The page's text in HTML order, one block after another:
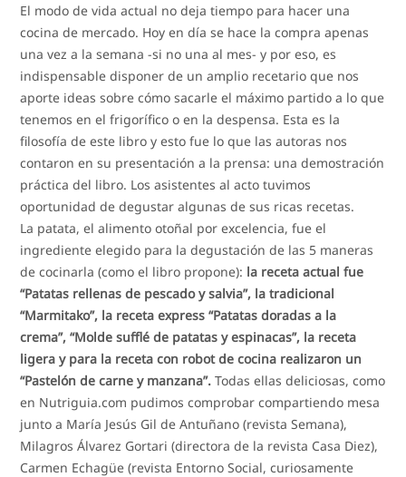
El modo de vida actual no deja tiempo para hacer una
cocina de mercado. Hoy en día se hace la compra apenas
una vez a la semana -si no una al mes- y por eso, es
indispensable disponer de un amplio recetario que nos
aporte ideas sobre cómo sacarle el máximo partido a lo que
tenemos en el frigorífico o en la despensa. Esta es la
filosofía de este libro y esto fue lo que las autoras nos
contaron en su presentación a la prensa: una demostración
práctica del libro. Los asistentes al acto tuvimos
oportunidad de degustar algunas de sus ricas recetas.
La patata, el alimento otoñal por excelencia, fue el
ingrediente elegido para la degustación de las 5 maneras
de cocinarla (como el libro propone): la receta actual fue
“Patatas rellenas de pescado y salvia”, la tradicional
“Marmitako”, la receta express “Patatas doradas a la
crema”, “Molde sufflé de patatas y espinacas”, la receta
ligera y para la receta con robot de cocina realizaron un
“Pastelón de carne y manzana”. Todas ellas deliciosas, como
en Nutriguia.com pudimos comprobar compartiendo mesa
junto a María Jesús Gil de Antuñano (revista Semana),
Milagros Álvarez Gortari (directora de la revista Casa Diez),
Carmen Echagüe (revista Entorno Social, curiosamente